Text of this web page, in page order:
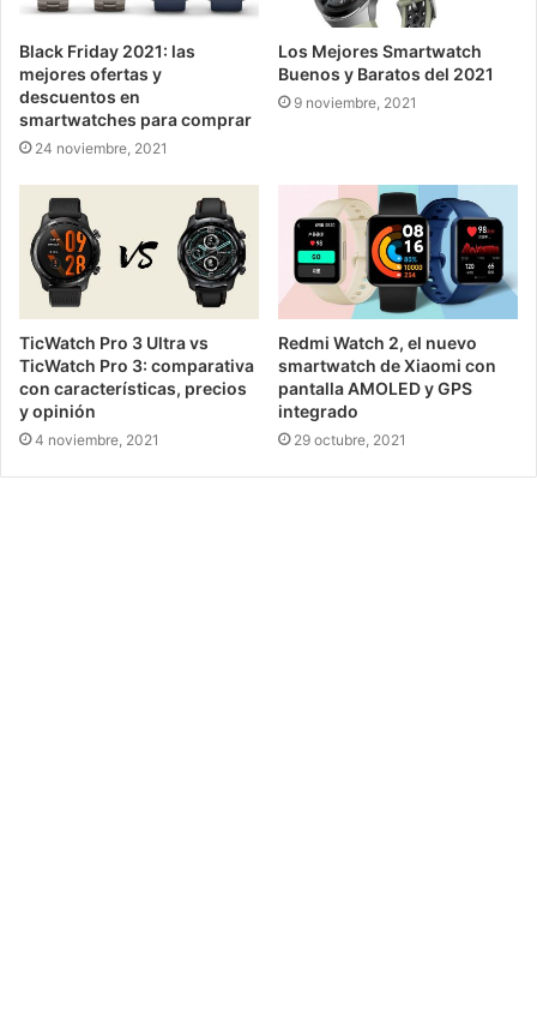
Black Friday 2021: las
mejores ofertas y
descuentos en
smartwatches para comprar
24 noviembre, 2021
Los Mejores Smartwatch
Buenos y Baratos del 2021
9 noviembre, 2021
TicWatch Pro 3 Ultra vs
TicWatch Pro 3: comparativa
con características, precios
y opinión
4 noviembre, 2021
Redmi Watch 2, el nuevo
smartwatch de Xiaomi con
pantalla AMOLED y GPS
integrado
29 octubre, 2021